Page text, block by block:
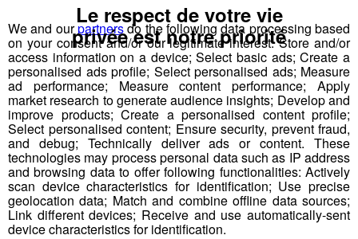
>Comment se passe cette campagne ?
Maryse Cornier fait partie de l'équipe haut-savoyarde.
Une campagne similaire a déjà été menée dans d’autres
départements, avec des résultats inquiétants.
We and ourpartnersdo the following data processing based
on your consent and/or our legitimate interest: Store and/or
access information on a device; Select basic ads; Create a
personalised ads profile; Select personalised ads; Measure
ad performance; Measure content performance; Apply
market research to generate audience insights; Develop and
improve products; Create a personalised content profile;
Select personalised content; Ensure security, prevent fraud,
and debug; Technically deliver ads or content. These
technologies may process personal data such as IP address
and browsing data to offer following functionalities: Actively
scan device characteristics for identification; Use precise
geolocation data; Match and combine offline data sources;
Link different devices; Receive and use automatically-sent
device characteristics for identification.
Le respect de votre vie
privée est notre priorité